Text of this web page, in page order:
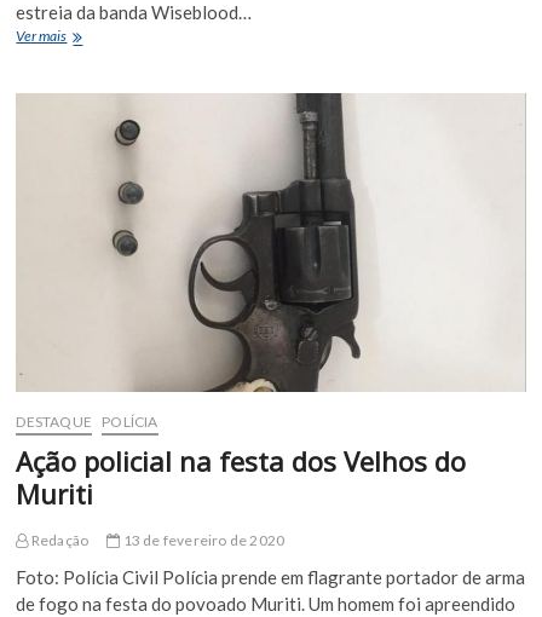
estreia da banda Wiseblood…
Ver maisHELLCLIDES
DESTAQUE POLÍCIA
Ação policial na festa dos Velhos do
Muriti
Redação 13 de fevereiro de 2020
Foto: Polícia Civil Polícia prende em flagrante portador de arma
de fogo na festa do povoado Muriti. Um homem foi apreendido